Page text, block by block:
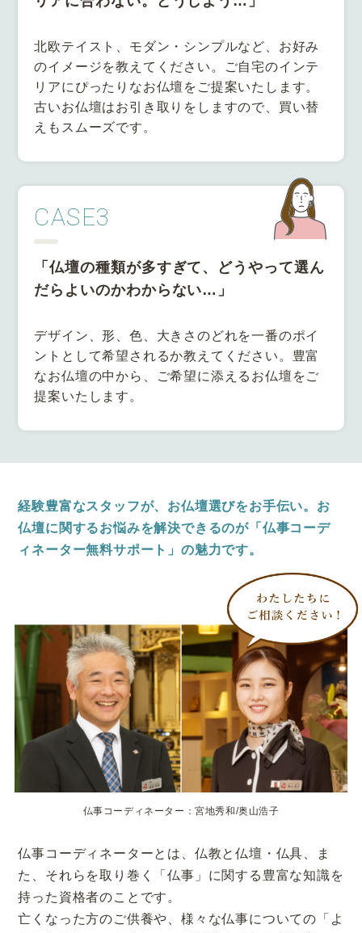
北欧テイスト、モダン・シンプルなど、お好み
のイメージを教えてください。ご自宅のインテ
リアにぴったりなお仏壇をご提案いたします。
古いお仏壇はお引き取りをしますので、買い替
えもスムーズです。
CASE3
「仏壇の種類が多すぎて、
どうやって選ん
だらよいのかわからない…」
デザイン、形、色、大きさのどれを一番のポイ
ントとして希望されるか教えてください。豊富
なお仏壇の中から、ご希望に添えるお仏壇をご
提案いたします。
経験豊富なスタッフが、お仏壇選びをお手伝い。 お
仏壇に関するお悩みを解決できるのが 「仏事コーデ
ィネーター無料サポート」の魅力です。
仏事コーディネーター：宮地秀和/奥山浩子
仏事コーディネーターとは、仏教と仏壇・仏具、ま
た、それらを取り巻く「仏事」に関する豊富な知識を
持った資格者のことです。
亡くなった方のご供養や、様々な仏事についての「よ